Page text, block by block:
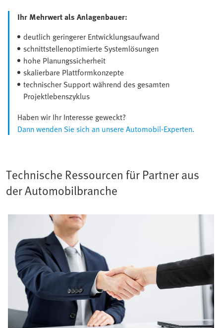
Ihr Mehrwert als Anlagenbauer:
deutlich geringerer Entwicklungsaufwand
schnittstellenoptimierte Systemlösungen
hohe Planungssicherheit
skalierbare Plattformkonzepte
technischer Support während des gesamten
Projektlebenszyklus
Haben wir Ihr Interesse geweckt?
Dann wenden Sie sich an unsere Automobil-Experten.
Technische Ressourcen für Partner aus
der Automobilbranche